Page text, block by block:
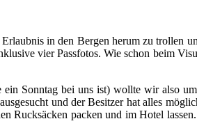
in den Bergen herum zu trollen
vier Passfotos. Wie schon beim
Sonntag bei uns ist) wollte wir also
und der Besitzer hat alles
Rucksäcken packen und im Hotel